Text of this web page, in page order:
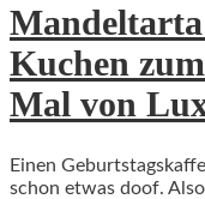
Kuchen
Mal von
Einen
schon etwas doof.